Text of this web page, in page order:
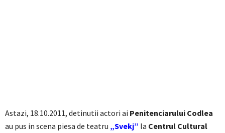
Astazi, 18.10.2011, detinutii actori ai Penitenciarului Codlea
au pus in scena piesa de teatru „Svekj” la Centrul Cultural